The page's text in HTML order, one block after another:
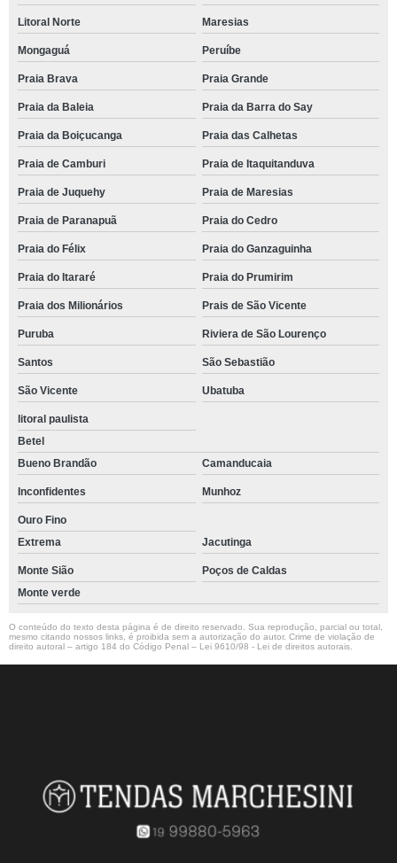
Litoral Norte Maresias
Mongaguá Peruíbe
Praia Brava Praia Grande
Praia da Baleia Praia da Barra do Say
Praia da Boiçucanga Praia das Calhetas
Praia de Camburi Praia de Itaquitanduva
Praia de Juquehy Praia de Maresias
Praia de Paranapuã Praia do Cedro
Praia do Félix Praia do Ganzaguinha
Praia do Itararé Praia do Prumirim
Praia dos Milionários Prais de São Vicente
Puruba Riviera de São Lourenço
Santos São Sebastião
São Vicente Ubatuba
litoral paulista
Betel
Bueno Brandão
Camanducaia
Inconfidentes Munhoz
Ouro Fino
Extrema
Jacutinga
Monte Sião
Poços de Caldas
Monte verde
O conteúdo do texto desta página é de direito reservado. Sua reprodução, parcial ou total,
mesmo citando nossos links, é proibida sem a autorização do autor. Crime de violação de
direito autoral – artigo 184 do Código Penal – Lei 9610/98 - Lei de direitos autorais